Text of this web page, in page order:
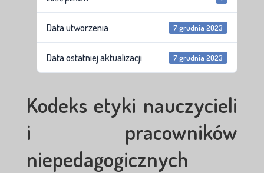
Data utworzenia 7 grudnia 2023
Data ostatniej aktualizacji 7 grudnia 2023
Kodeks etyki nauczycieli
i pracowników
niepedagogicznych